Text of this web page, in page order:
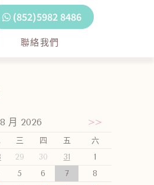
(852)5982 8486
聯絡我們
8 月 2026 >>
三 四 五
六
29 30 31
1
5 6 7
8